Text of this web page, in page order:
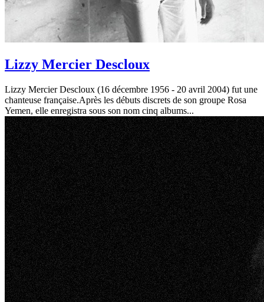
Lizzy Mercier Descloux
Lizzy Mercier Descloux (16 décembre 1956 - 20 avril 2004) fut une
chanteuse française.Après les débuts discrets de son groupe Rosa
Yemen, elle enregistra sous son nom cinq albums...